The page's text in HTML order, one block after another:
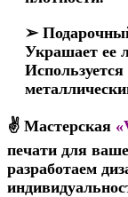
➢
Украшает ее
✌ Мастерская
печати для
разработаем